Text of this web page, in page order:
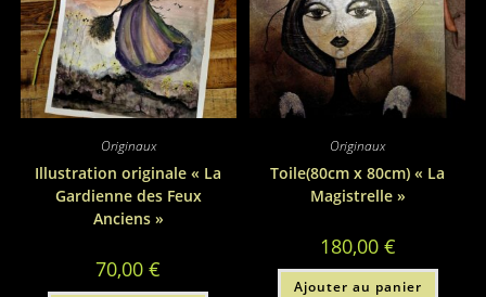
Originaux
Illustration originale « La
Gardienne des Feux
Anciens »
70,00€
Originaux
Toile(80cm x 80cm) « La
Magistrelle »
180,00 €
Ajouter au panier